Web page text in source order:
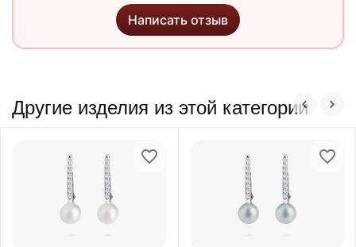
Написать отзыв
Другие изделия из этой категории